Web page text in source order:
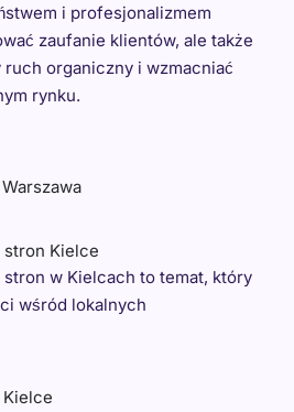
i profesjonalizmem
zaufanie klientów, ale także
organiczny i wzmacniać
rynku.
Kielce
w Kielcach to temat, który
wśród lokalnych